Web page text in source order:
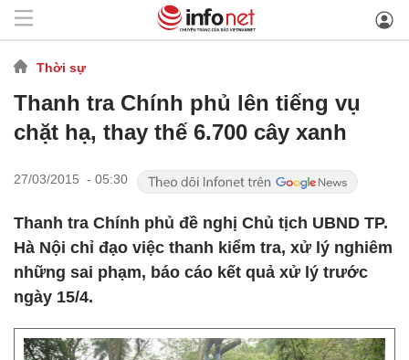
Thời sự
Thanh tra Chính phủ lên tiếng vụ
chặt hạ, thay thế 6.700 cây xanh
27/03/2015 - 05:30
Thanh tra Chính phủ đề nghị Chủ tịch UBND TP.
Hà Nội chỉ đạo việc thanh kiểm tra, xử lý nghiêm
những sai phạm, báo cáo kết quả xử lý trước
ngày 15/4.